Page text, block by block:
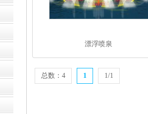
漂浮喷泉
总数：4 1 1/1